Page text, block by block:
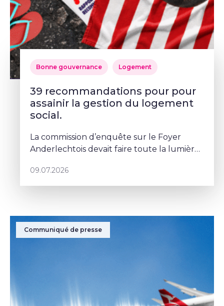
Bonne gouvernance Logement
39 recommandations pour pour
assainir la gestion du logement
social.
La commission d’enquête sur le Foyer
Anderlechtois devait faire toute la lumière
abîmé la confiance des Bruxellois dans le
logement social. Mais depuis le
09.07.2026
Communiqué de presse